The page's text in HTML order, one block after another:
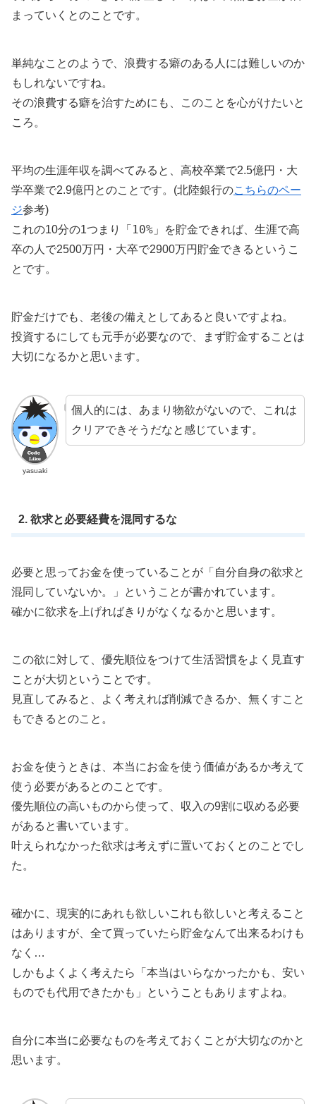
まっていくとのことです。
単純なことのようで、浪費する癖のある人には難しいのか
もしれないですね。
その浪費する癖を治すためにも、このことを心がけたいと
ころ。
平均の生涯年収を調べてみると、高校卒業で2.5億円・大
学卒業で2.9億円とのことです。(北陸銀行のこちらのペー
ジ参考)
これの10分の1つまり「 10% 」を貯金できれば、生涯で高
卒の人で2500万円・大卒で2900万円貯金できるというこ
とです。
貯金だけでも、老後の備えとしてあると良いですよね。
投資するにしても元手が必要なので、まず貯金することは
大切になるかと思います。
yasuaki
個人的には、あまり物欲がないので、これは
クリアできそうだなと感じています。
2. 欲求と必要経費を混同するな
必要と思ってお金を使っていることが「自分自身の欲求と
混同していないか。」ということが書かれています。
確かに欲求を上げればきりがなくなるかと思います。
この欲に対して、優先順位をつけて生活習慣をよく見直す
ことが大切ということです。
見直してみると、よく考えれば削減できるか、無くすこと
もできるとのこと。
お金を使うときは、本当にお金を使う価値があるか考えて
使う必要があるとのことです。
優先順位の高いものから使って、収入の9割に収める必要
があると書いています。
叶えられなかった欲求は考えずに置いておくとのことでし
た。
確かに、現実的にあれも欲しいこれも欲しいと考えること
はありますが、全て買っていたら貯金なんて出来るわけも
なく…
しかもよくよく考えたら「本当はいらなかったかも、安い
ものでも代用できたかも」ということもありますよね。
自分に本当に必要なものを考えておくことが大切なのかと
思います。